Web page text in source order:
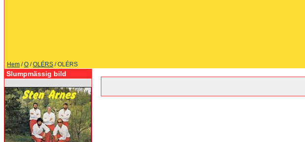
Hem /O /OLÉRS / OLÉRS
Slumpmässig bild